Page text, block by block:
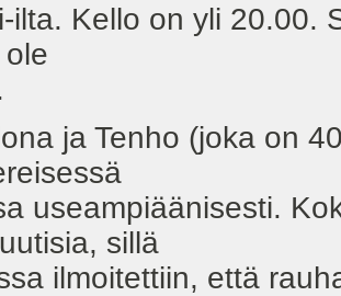
ilta. Kello on yli 20.00.
ja Tenho (joka on
useampiäänisesti.
sillä
ilmoitettiin, että